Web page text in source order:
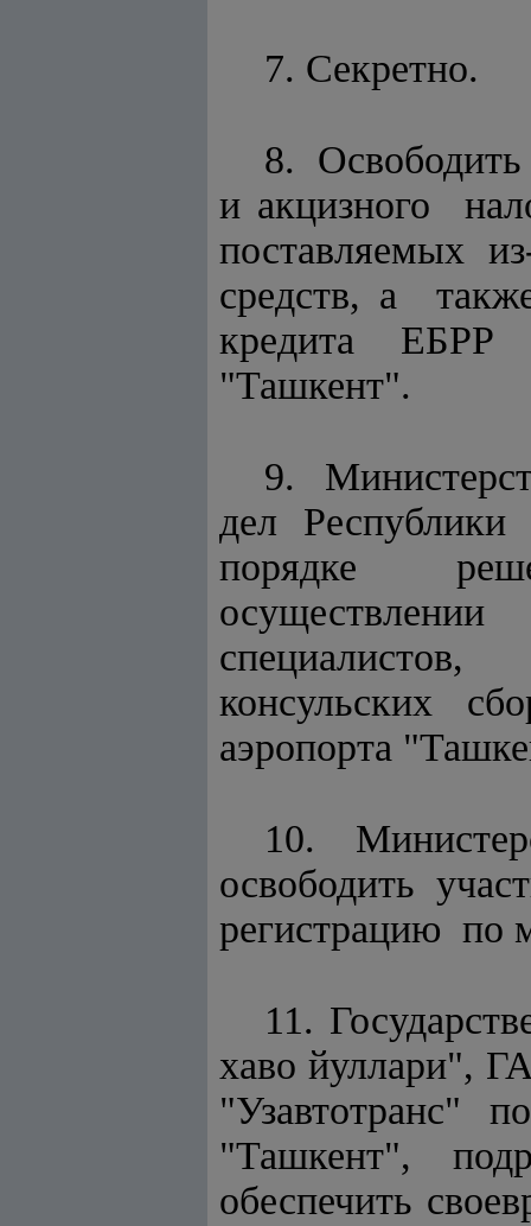
7. Секретно.
8.
и акцизного
поставляемых
средств, а
кредита ЕБРР
"Ташкент".
9.
дел
порядке
консульских
аэропорта
10.
освободить
регистрацию по
11.
хаво йуллари",
"Ташкент",
обеспечить